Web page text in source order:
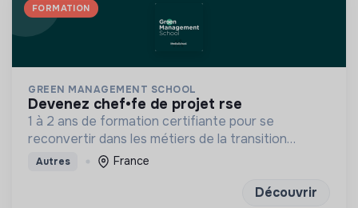
FORMATION
GREEN MANAGEMENT SCHOOL
devenez chef•fe de projet rse
1 à 2 ans de formation certifiante pour se
reconvertir dans les métiers de la transition
écologique et solidaire
Autres France
Découvrir